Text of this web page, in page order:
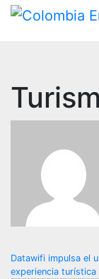
Datawifi impulsa el
experiencia turística